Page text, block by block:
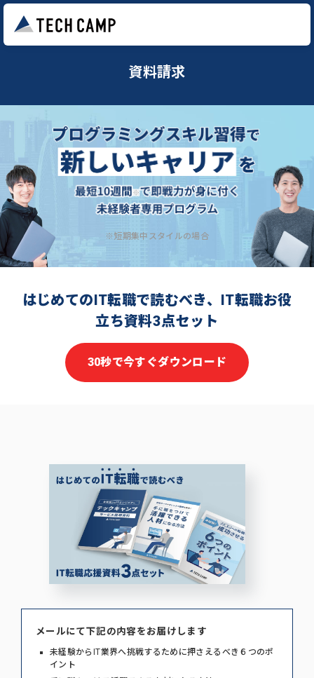
資料請求
※短期集中スタイルの場合
はじめてのIT転職で読むべき、IT転職お役
立ち資料3点セット
30秒で今すぐダウンロード
メールにて下記の内容をお届けします
未経験からIT業界へ挑戦するために押さえるべき６つのポ
イント